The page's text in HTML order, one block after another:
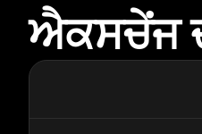
ਐਕਸਚੇਂਜ